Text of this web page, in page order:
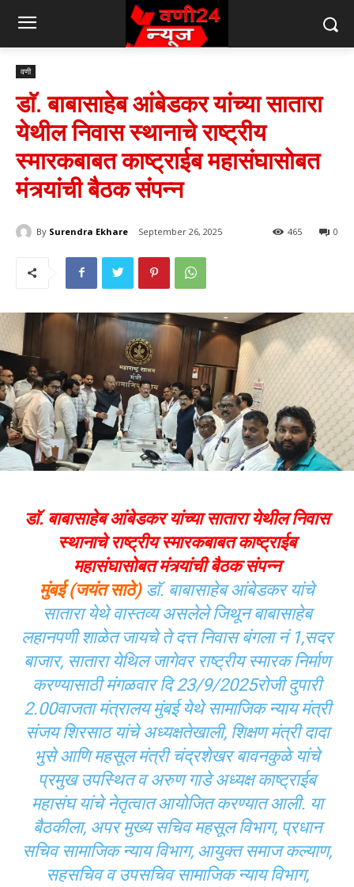
वणी
डाॅ. बाबासाहेब आंबेडकर यांच्या सातारा
येथील निवास स्थानाचे राष्ट्रीय
स्मारकबाबत काष्ट्राईब महासंघासोबत
मंत्र्यांची बैठक संपन्न
By Surendra Ekhare September 26, 2025 0
465
डाॅ. बाबासाहेब आंबेडकर यांच्या सातारा येथील निवास
स्थानाचे राष्ट्रीय स्मारकबाबत काष्ट्राईब
महासंघासोबत मंत्र्यांची बैठक संपन्न
मुंबई (जयंत साठे) डाॅ. बाबासाहेब आंबेडकर यांचे
सातारा येथे वास्तव्य असलेले जिथून बाबासाहेब
लहानपणी शाळेत जायचे ते दत्त निवास बंगला नं 1,सदर
बाजार, सातारा येथिल जागेवर राष्ट्रीय स्मारक निर्माण
करण्यासाठी मंगळवार दि 23/9/2025रोजी दुपारी
2.00वाजता मंत्रालय मुंबई येथे सामाजिक न्याय मंत्री
संजय शिरसाठ यांचे अध्यक्षतेखाली, शिक्षण मंत्री दादा
भुसे आणि महसूल मंत्री चंद्रशेखर बावनकुळे यांचे
प्रमुख उपस्थित व अरुण गाडे अध्यक्ष काष्ट्राईब
महासंघ यांचे नेतृत्वात आयोजित करण्यात आली. या
बैठकीला, अपर मुख्य सचिव महसूल विभाग, प्रधान
सचिव सामाजिक न्याय विभाग, आयुक्त समाज कल्याण,
सहसचिव व उपसचिव सामाजिक न्याय विभाग,